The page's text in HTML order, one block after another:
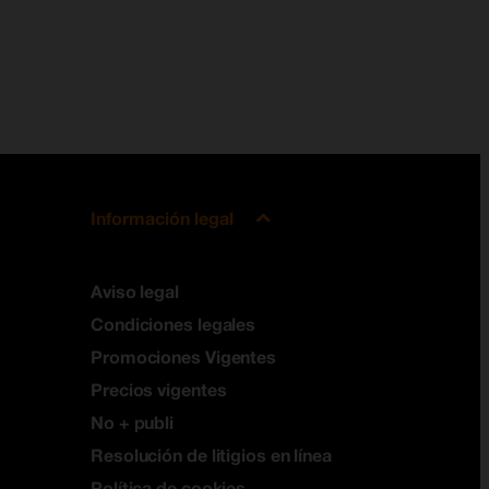
Información legal
Aviso legal
Condiciones legales
Promociones Vigentes
Precios vigentes
No + publi
Resolución de litigios en línea